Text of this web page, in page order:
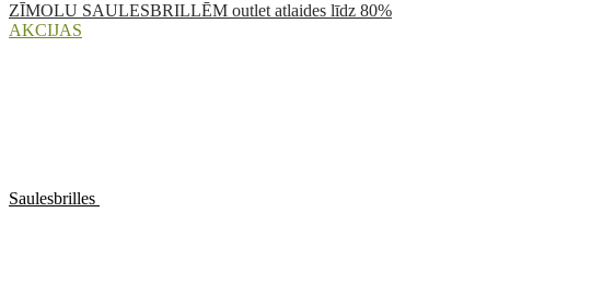
ZĪMOLU SAULESBRILLĒM outlet atlaides līdz 80%
AKCIJAS
Saulesbrilles